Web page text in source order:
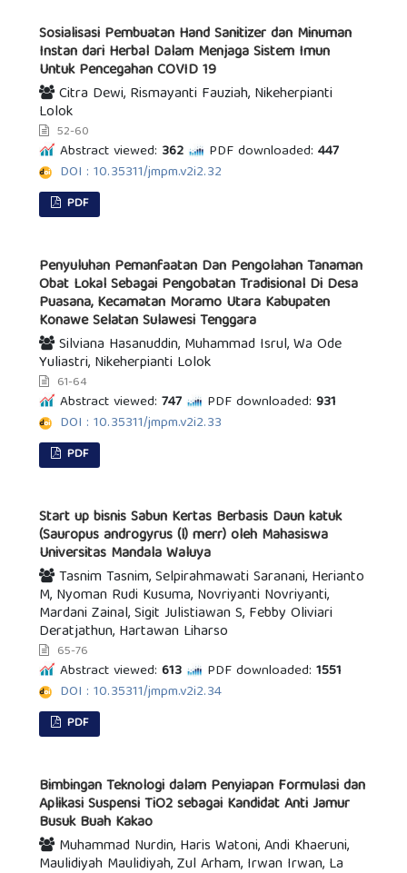
Sosialisasi Pembuatan Hand Sanitizer dan Minuman
Instan dari Herbal Dalam Menjaga Sistem Imun
Untuk Pencegahan COVID 19
Citra Dewi, Rismayanti Fauziah, Nikeherpianti
Lolok
52-60
Abstract viewed: 362 PDF downloaded: 447
DOI : 10.35311/jmpm.v2i2.32
PDF
Penyuluhan Pemanfaatan Dan Pengolahan Tanaman
Obat Lokal Sebagai Pengobatan Tradisional Di Desa
Puasana, Kecamatan Moramo Utara Kabupaten
Konawe Selatan Sulawesi Tenggara
Silviana Hasanuddin, Muhammad Isrul, Wa Ode
Yuliastri, Nikeherpianti Lolok
61-64
Abstract viewed: 747 PDF downloaded: 931
DOI : 10.35311/jmpm.v2i2.33
PDF
Start up bisnis Sabun Kertas Berbasis Daun katuk
(Sauropus androgyrus (l) merr) oleh Mahasiswa
Universitas Mandala Waluya
Tasnim Tasnim, Selpirahmawati Saranani, Herianto
M, Nyoman Rudi Kusuma, Novriyanti Novriyanti,
Mardani Zainal, Sigit Julistiawan S, Febby Oliviari
Deratjathun, Hartawan Liharso
65-76
Abstract viewed: 613 PDF downloaded: 1551
DOI : 10.35311/jmpm.v2i2.34
PDF
Bimbingan Teknologi dalam Penyiapan Formulasi dan
Aplikasi Suspensi TiO2 sebagai Kandidat Anti Jamur
Busuk Buah Kakao
Muhammad Nurdin, Haris Watoni, Andi Khaeruni,
Maulidiyah Maulidiyah, Zul Arham, Irwan Irwan, La